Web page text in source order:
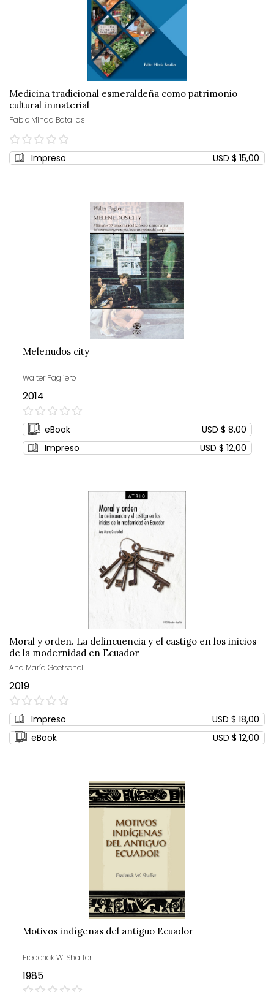
Medicina tradicional esmeraldeña como patrimonio
cultural inmaterial
Pablo Minda Batallas
0%
Impreso USD $ 15,00
Melenudos city
Walter Pagliero
2014
0%
eBook
USD $ 8,00
Impreso
USD $ 12,00
Moral y orden. La delincuencia y el castigo en los inicios
de la modernidad en Ecuador
Ana María Goetschel
2019
0%
Impreso
USD $ 18,00
eBook
USD $ 12,00
Motivos indígenas del antiguo Ecuador
Frederick W. Shaffer
1985